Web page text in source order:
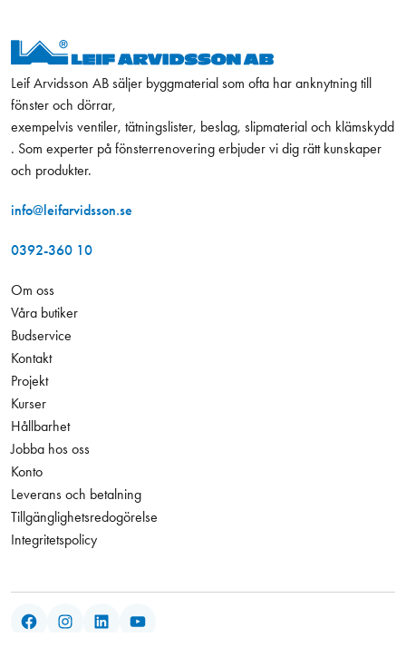
Leif Arvidsson AB säljer byggmaterial som ofta har anknytning till
fönster och dörrar,
exempelvis ventiler, tätningslister, beslag, slipmaterial och klämskydd
. Som experter på fönsterrenovering erbjuder vi dig rätt kunskaper
och produkter.
info@leifarvidsson.se
0392-360 10
Om oss
Våra butiker
Budservice
Kontakt
Projekt
Kurser
Hållbarhet
Jobba hos oss
Konto
Leverans och betalning
Tillgänglighetsredogörelse
Integritetspolicy
Facebook
Instagram
LinkedIn